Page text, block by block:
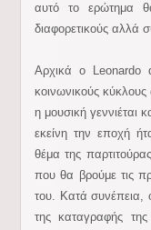
αυτό το ερώτημα
διαφορετικούς αλλά
Αρχικά ο Leonardo
κοινωνικούς κύκλους
η μουσική γεννιέται
εκείνη την εποχή
θέμα της
που θα βρούμε τις
του. Κατά συνέπεια,
της καταγραφής